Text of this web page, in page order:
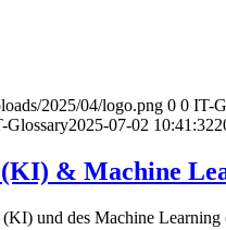
2025/04/logo.png 0 0 IT-
Glossary2025-07-02 10:41:32
& Machine
und des Machine